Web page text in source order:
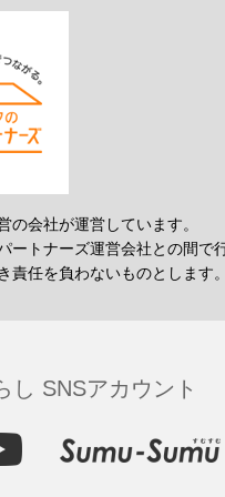
会社が運営しています。
トナーズ運営会社との間で
任を負わないものとします。
し SNSアカウント